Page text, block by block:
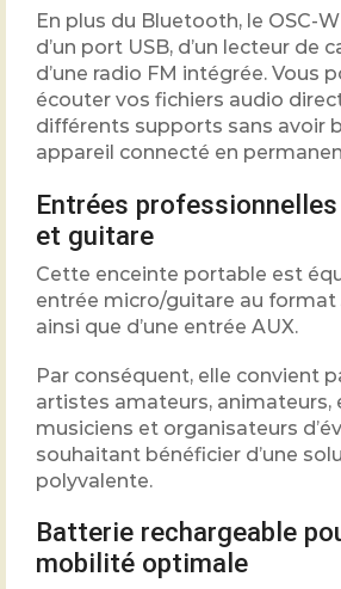
En plus du Bluetooth, le OSC-
d’un port USB, d’un lecteur de
d’une radio FM intégrée. Vous
écouter vos fichiers audio
différents supports sans avoir
appareil connecté en
Entrées
et guitare
Cette enceinte portable est
entrée micro/guitare au format
ainsi que d’une entrée AUX.
Par conséquent, elle convient
artistes amateurs, animateurs,
musiciens et organisateurs
souhaitant bénéficier d’une
polyvalente.
Batterie rechargeable
mobilité optimale